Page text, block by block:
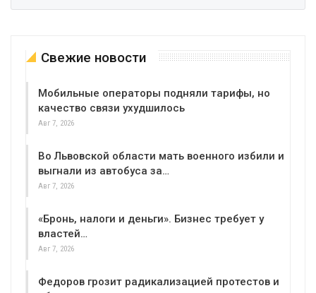
Свежие новости
Мобильные операторы подняли тарифы, но
качество связи ухудшилось
Авг 7, 2026
Во Львовской области мать военного избили и
выгнали из автобуса за…
Авг 7, 2026
«Бронь, налоги и деньги». Бизнес требует у
властей…
Авг 7, 2026
Федоров грозит радикализацией протестов и